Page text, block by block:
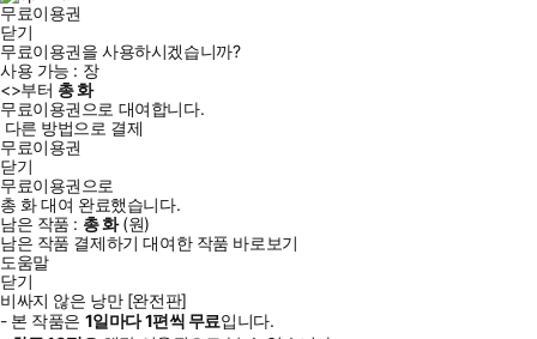
무료이용권
닫기
무료이용권을 사용하시겠습니까?
사용 가능 : 장
<>부터 총화
무료이용권으로 대여합니다.
다른 방법으로 결제
무료이용권
닫기
무료이용권으로
총 화대여 완료했습니다.
남은 작품 : 총화(원)
남은 작품 결제하기 대여한 작품 바로보기
도움말
닫기
비싸지 않은 낭만 [완전판]
- 본 작품은 1일마다1편씩 무료입니다.